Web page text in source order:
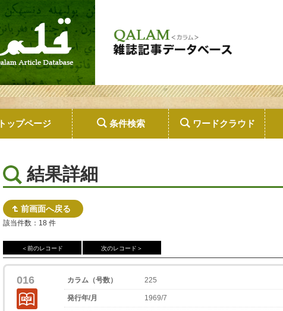
トップページ 条件検索 ワードクラウド
結果詳細
前画面へ戻る
該当件数：18 件
＜前のレコード 次のレコード＞
016 カラム（号数） 225
発行年/月 1969/7